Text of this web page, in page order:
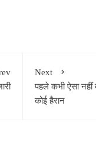
Next
पहले कभी ऐसा
कोई हैरान